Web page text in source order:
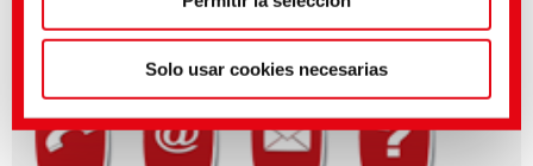
Solo usar cookies necesarias